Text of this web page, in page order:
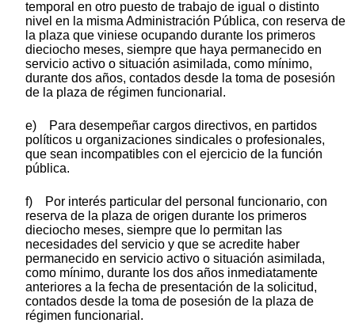
temporal en otro puesto de trabajo de igual o distinto
nivel en la misma Administración Pública, con reserva de
la plaza que viniese ocupando durante los primeros
dieciocho meses, siempre que haya permanecido en
servicio activo o situación asimilada, como mínimo,
durante dos años, contados desde la toma de posesión
de la plaza de régimen funcionarial.
e) Para desempeñar cargos directivos, en partidos
políticos u organizaciones sindicales o profesionales,
que sean incompatibles con el ejercicio de la función
pública.
f) Por interés particular del personal funcionario, con
reserva de la plaza de origen durante los primeros
dieciocho meses, siempre que lo permitan las
necesidades del servicio y que se acredite haber
permanecido en servicio activo o situación asimilada,
como mínimo, durante los dos años inmediatamente
anteriores a la fecha de presentación de la solicitud,
contados desde la toma de posesión de la plaza de
régimen funcionarial.